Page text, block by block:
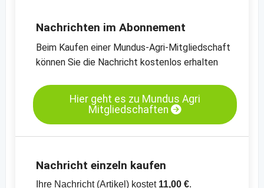
- Einschätzungen und Meinungen des
- Offizielle Ernteschätzungen
- Preischarts, Erntebilanzen und Import- und
Kassamarkt - Sojaschrot LP - Hamburg
Kassamarkt - Rapssaat - Neuss
Nachrichten im Abonnement
Beim Kaufen einer Mundus-Agri-Mitgliedschaft
können Sie die Nachricht kostenlos erhalten
Hier geht es zu Mundus Agri
Mitgliedschaften
Nachricht einzeln kaufen
Ihre Nachricht (Artikel) kostet 11,00 €.